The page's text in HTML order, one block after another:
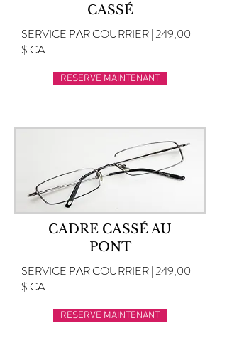
CASSÉ
SERVICE PAR COURRIER | 249,00
$ CA
RESERVE MAINTENANT
CADRE CASSÉ AU
PONT
SERVICE PAR COURRIER | 249,00
$ CA
RESERVE MAINTENANT